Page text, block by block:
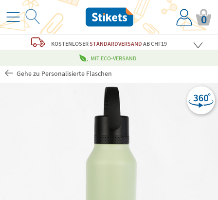
0
KOSTENLOSERSTANDARDVERSAND AB CHF19
MIT ECO-VERSAND
Gehe zu Personalisierte Flaschen